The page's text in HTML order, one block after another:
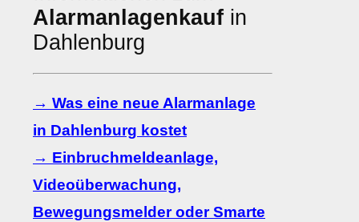
Alarmanlagenkauf in
Dahlenburg
→ Was eine neue Alarmanlage
in Dahlenburg kostet
→ Einbruchmeldeanlage,
Videoüberwachung,
Bewegungsmelder oder Smarte